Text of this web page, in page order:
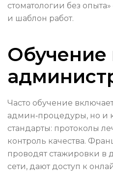
стоматологии без
и шаблон работ.
Обучение
Часто обучение
админ‑процедуры, но и
стандарты: протоколы
контроль качества.
проводят стажировки в
сети, дают доступ к